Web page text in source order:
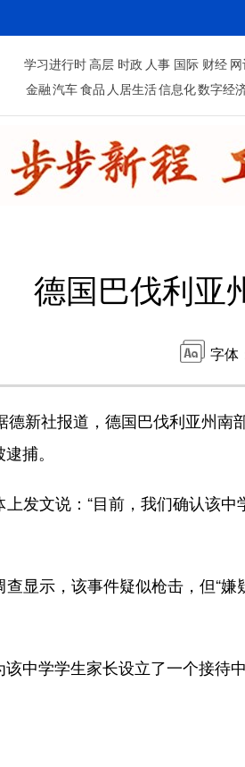
学习进行时 高层 时政 人事 国际 财经
金融 汽车 食品 人居生活信息化数字经
德国巴伐利亚
字体
社报道，德国巴伐利亚州南部
捕。
文说：“目前，我们确认该中
示，该事件疑似枪击，但“嫌
学学生家长设立了一个接待中